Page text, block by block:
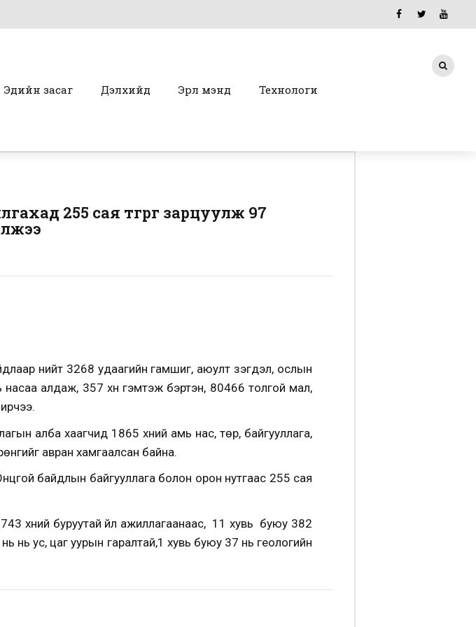
Эдийн засаг Дэлхийд Эрүүл мэнд Технологи
255 сая төгрөг зарцуулж 97
нийт 3268 удаагийн гамшиг, аюулт үзэгдэл, ослын
насаа алдаж, 357 хүн гэмтэж бэртэн, 80466 толгой мал,
алба хаагчид 1865 хүний амь нас, төр, байгууллага,
авран хамгаалсан байна.
байдлын байгууллага болон орон нутгаас 255 сая
хүний буруутай үйл ажиллагаанаас, 11 хувь буюу 382
нь ус, цаг уурын гаралтай,1 хувь буюу 37 нь геологийн